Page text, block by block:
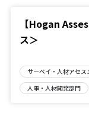
【Hogan
ス＞
サーベイ・人材アセス
人事・人材開発部門